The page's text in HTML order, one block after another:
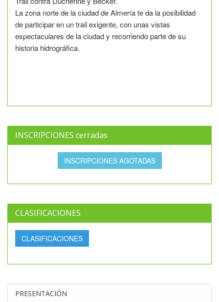
La zona norte de la ciudad de Almería te da la posibilidad
de participar en un trail exigente, con unas vistas
espectaculares de la ciudad y recorriendo parte de su
historia hidrográfica.
INSCRIPCIONES cerradas
INSCRIPCIONES AGOTADAS
CLASIFICACIONES
CLASIFICACIONES
PRESENTACIÓN